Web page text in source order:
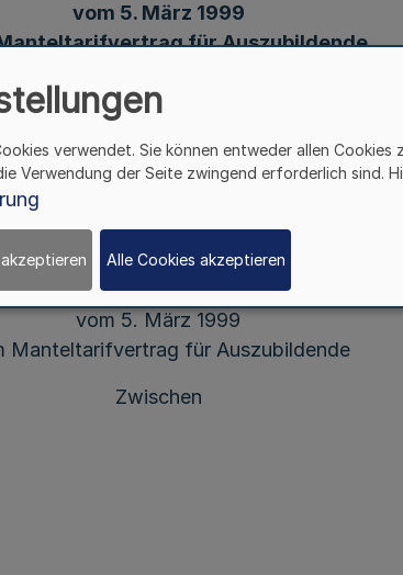
vom 5. März 1999
für Auszubildende
d. Finanzministeriums - B 4050 - 2.1 - IV 1 -
- 11 A 2 - 7.20.07 v. 31. 3. 1999
A.
für Auszubildende vom 6.
v. 11. 3. 1975 - SMBl. NRW. 20319
Änderungstarifvertrag Nr. 12
vom 5. März 1999
Manteltarifvertrag für Auszubildende
Zwischen
verwendet. Sie können entweder allen Cookies
Verwendung der Seite zwingend erforderlich sind.
Alle Cookies akzeptieren